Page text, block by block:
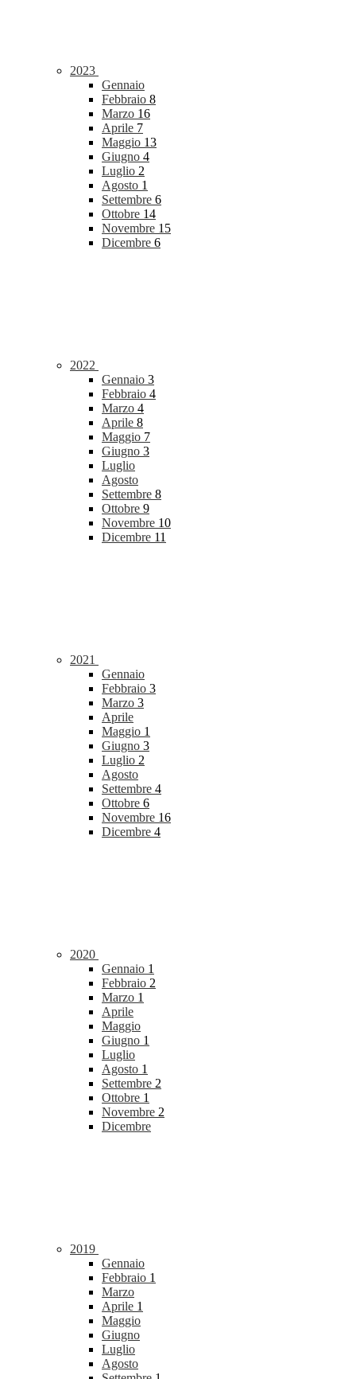
2023
Gennaio
Febbraio 8
Marzo 16
Aprile 7
Maggio 13
Giugno 4
Luglio 2
Agosto 1
Settembre 6
Ottobre 14
Novembre 15
Dicembre 6
2022
Gennaio 3
Febbraio 4
Marzo 4
Aprile 8
Maggio 7
Giugno 3
Luglio
Agosto
Settembre 8
Ottobre 9
Novembre 10
Dicembre 11
2021
Gennaio
Febbraio 3
Marzo 3
Aprile
Maggio 1
Giugno 3
Luglio 2
Agosto
Settembre 4
Ottobre 6
Novembre 16
Dicembre 4
2020
Gennaio 1
Febbraio 2
Marzo 1
Aprile
Maggio
Giugno 1
Luglio
Agosto 1
Settembre 2
Ottobre 1
Novembre 2
Dicembre
2019
Gennaio
Febbraio 1
Marzo
Aprile 1
Maggio
Giugno
Luglio
Agosto